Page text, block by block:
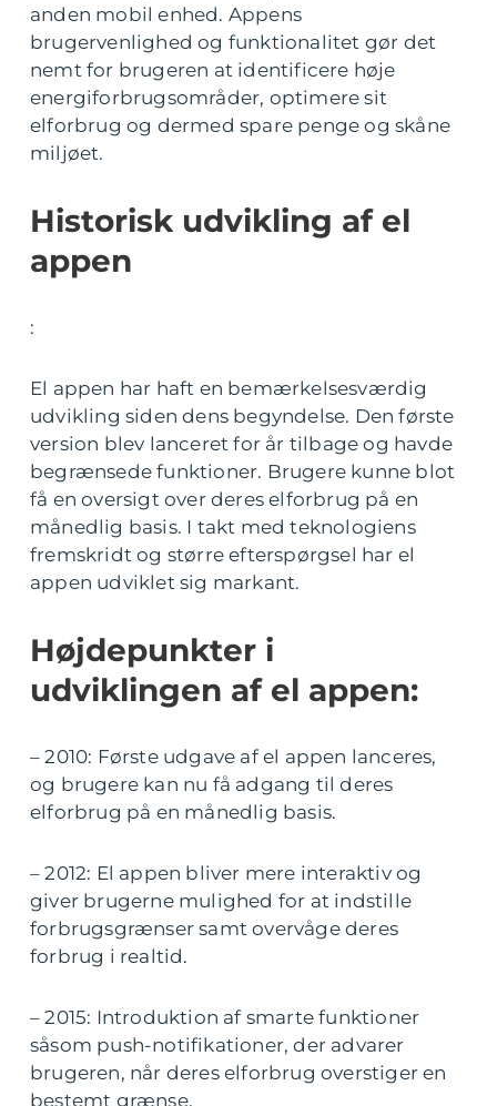
anden mobil enhed. Appens
brugervenlighed og funktionalitet gør det
nemt for brugeren at identificere høje
energiforbrugsområder, optimere sit
elforbrug og dermed spare penge og skåne
miljøet.
Historisk udvikling af el
appen
:
El appen har haft en bemærkelsesværdig
udvikling siden dens begyndelse. Den første
version blev lanceret for år tilbage og havde
begrænsede funktioner. Brugere kunne blot
få en oversigt over deres elforbrug på en
månedlig basis. I takt med teknologiens
fremskridt og større efterspørgsel har el
appen udviklet sig markant.
Højdepunkter i
udviklingen af el appen:
– 2010: Første udgave af el appen lanceres,
og brugere kan nu få adgang til deres
elforbrug på en månedlig basis.
– 2012: El appen bliver mere interaktiv og
giver brugerne mulighed for at indstille
forbrugsgrænser samt overvåge deres
forbrug i realtid.
– 2015: Introduktion af smarte funktioner
såsom push-notifikationer, der advarer
brugeren, når deres elforbrug overstiger en
bestemt grænse.